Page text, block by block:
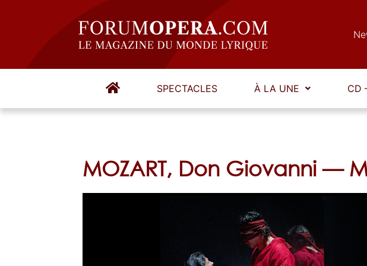
SPECTACLES À LA UNE CD
MOZART, Don Giovanni —